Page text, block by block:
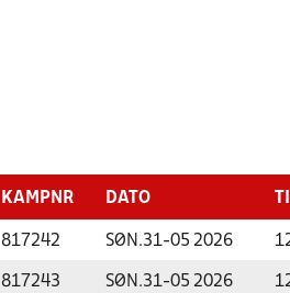
KAMPNR DATO
817242 SØN.31-05 2026
817243 SØN.31-05 2026